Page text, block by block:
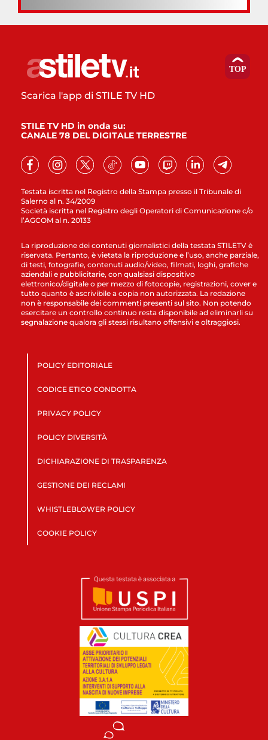
Testata iscritta nel Registro della Stampa presso il Tribunale di
Salerno al n. 34/2009
Società iscritta nel Registro degli Operatori di Comunicazione c/o
l’AGCOM al n. 20133
Scarica l'app di STILE TV HD
STILE TV HD in onda su:
CANALE 78 DEL DIGITALE TERRESTRE
La riproduzione dei contenuti giornalistici della testata STILETV è
riservata. Pertanto, è vietata la riproduzione e l’uso, anche parziale,
di testi, fotografie, contenuti audio/video, filmati, loghi, grafiche
aziendali e pubblicitarie, con qualsiasi dispositivo
elettronico/digitale o per mezzo di fotocopie, registrazioni, cover e
tutto quanto è ascrivibile a copia non autorizzata. La redazione
non è responsabile dei commenti presenti sul sito. Non potendo
esercitare un controllo continuo resta disponibile ad eliminarli su
segnalazione qualora gli stessi risultano offensivi e oltraggiosi.
POLICY EDITORIALE
CODICE ETICO CONDOTTA
PRIVACY POLICY
POLICY DIVERSITÀ
DICHIARAZIONE DI TRASPARENZA
GESTIONE DEI RECLAMI
WHISTLEBLOWER POLICY
COOKIE POLICY